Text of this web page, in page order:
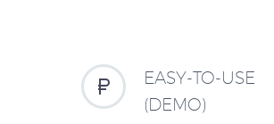


EASY-TO-USE
(DEMO)